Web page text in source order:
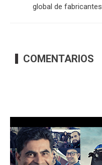
global de fabricantes
COMENTARIOS